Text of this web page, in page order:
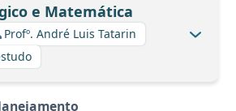
e Matemática
Profº. André Luis Tatarin